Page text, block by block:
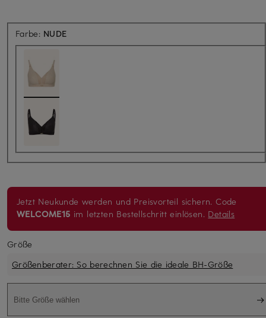
Farbe: NUDE
Jetzt Neukunde werden und Preisvorteil sichern. Code
WELCOME15 im letzten Bestellschritt einlösen. Details
Größe
Größenberater: So berechnen Sie die ideale BH-Größe
Bitte Größe wählen